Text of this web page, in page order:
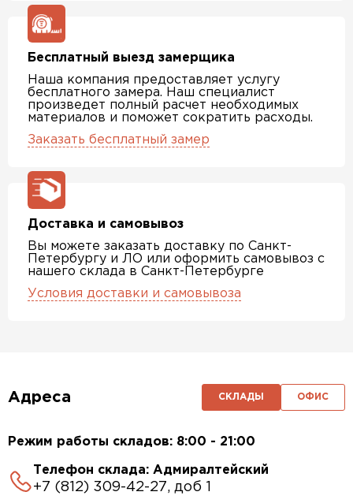
Бесплатный выезд замерщика
Наша компания предоставляет услугу
бесплатного замера. Наш специалист
произведет полный расчет необходимых
материалов и поможет сократить расходы.
Заказать бесплатный замер
Доставка и самовывоз
Вы можете заказать доставку по Санкт-
Петербургу и ЛО или оформить самовывоз с
нашего склада в Санкт-Петербурге
Условия доставки и самовывоза
Адреса СКЛАДЫ ОФИС
Режим работы складов: 8:00 - 21:00
Телефон склада: Адмиралтейский
+7 (812) 309-42-27, доб 1